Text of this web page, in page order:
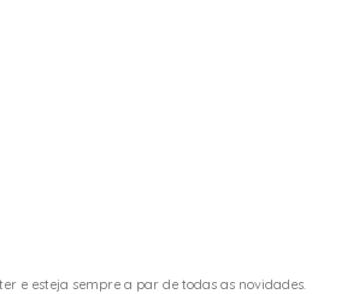
e esteja sempre a par de todas as novidades.